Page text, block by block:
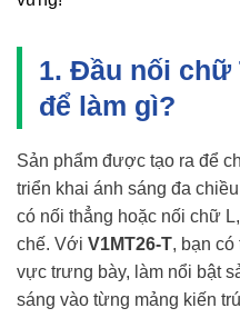
1. Đầu nối chữ
để làm gì?
Sản phẩm được tạo ra để
triển khai ánh sáng đa
có nối thẳng hoặc nối chữ
chế. Với V1MT26-T, bạn có
vực trưng bày, làm nổi bật
sáng vào từng mảng kiến